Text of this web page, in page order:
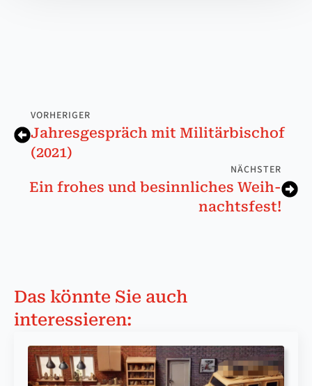
VORHERIGER
Jah­res­ge­spräch mit Mi­li­tär­bischof
(2021)
NÄCHSTER
Ein fro­hes und be­sinn­lich­es Weih­
nachts­fest!
Das könnte Sie auch
interessieren: